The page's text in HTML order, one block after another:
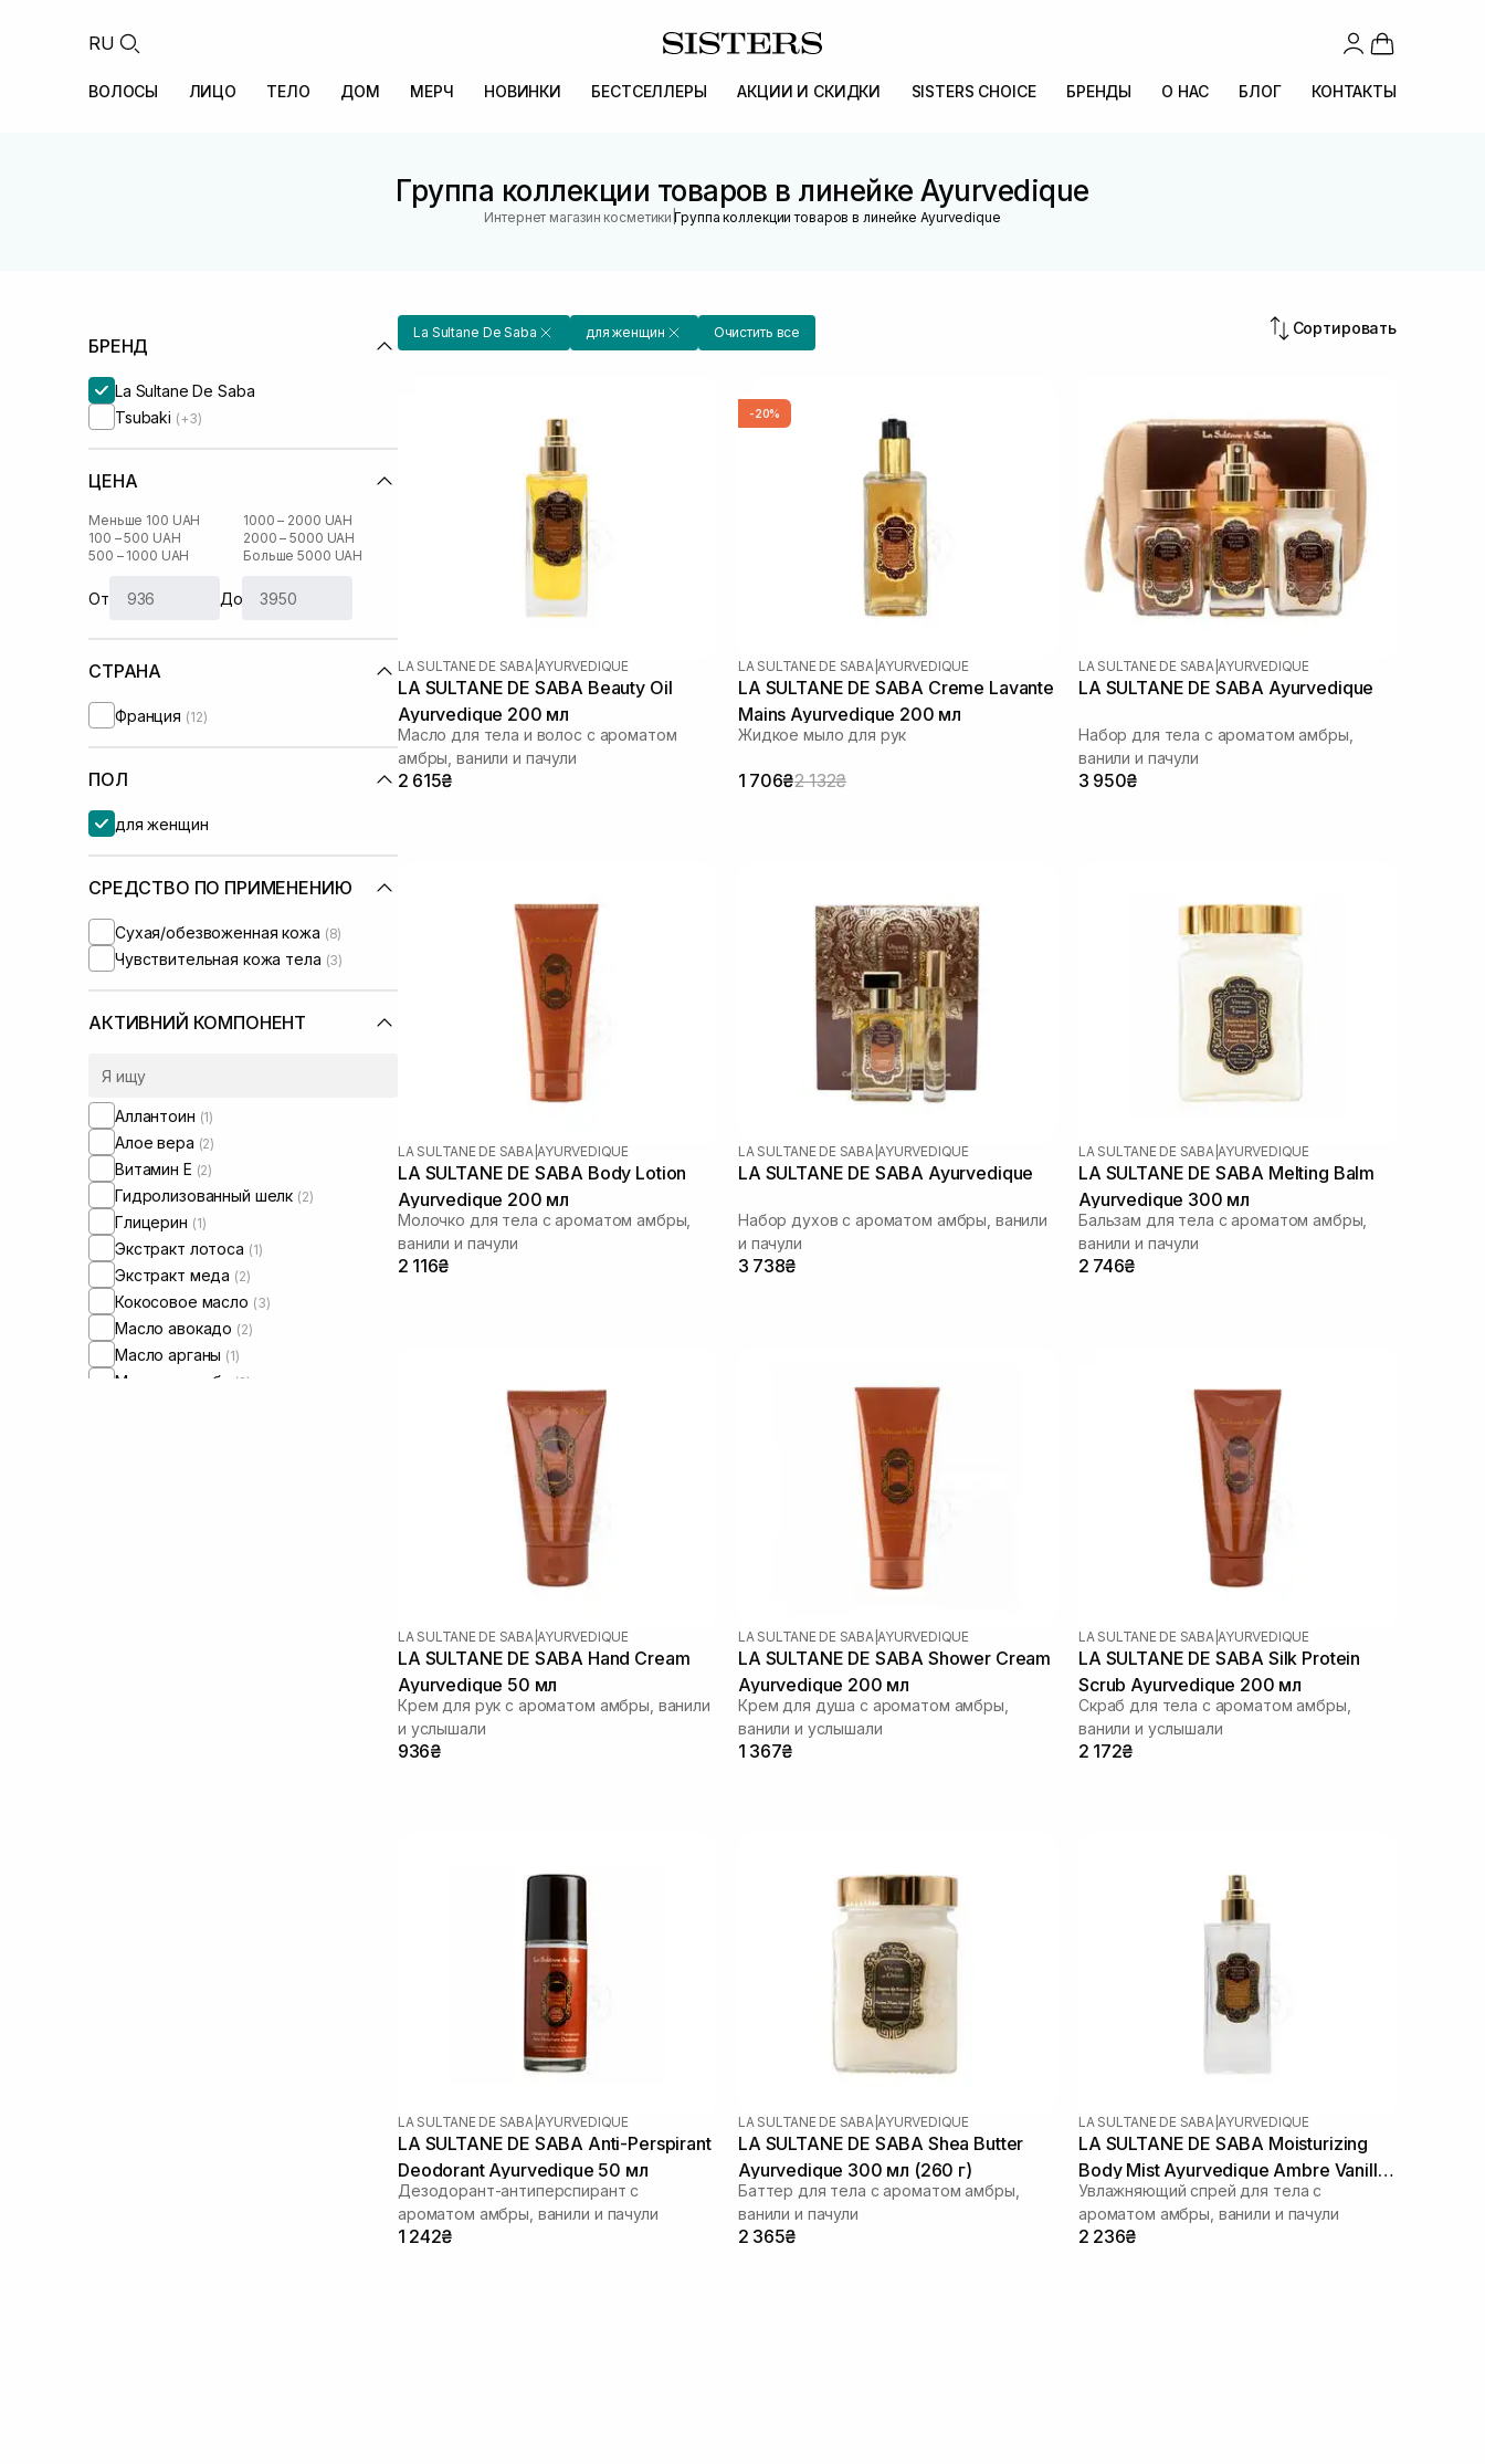
RU
ВОЛОСЫ ЛИЦО ТЕЛО ДОМ МЕРЧ НОВИНКИ БЕСТСЕЛЛЕРЫ АКЦИИ И СКИДКИ SISTERS CHOICE БРЕНДЫ О НАС БЛОГ КОНТАКТЫ
Группа коллекции товаров в линейке Ayurvedique
Интернет магазин косметики |Группа коллекции товаров в линейке Ayurvedique
БРЕНД
La Sultane De Saba
Tsubaki (+3)
ЦЕНА
Меньше 100 UAH
100 – 500 UAH
500 – 1000 UAH
1000 – 2000 UAH
2000 – 5000 UAH
Больше 5000 UAH
От До
СТРАНА
Франция (12)
ПОЛ
для женщин
СРЕДСТВО ПО ПРИМЕНЕНИЮ
Сухая/обезвоженная кожа (8)
Чувствительная кожа тела (3)
АКТИВНИЙ КОМПОНЕНТ
Аллантоин (1)
Алое вера (2)
Витамин Е (2)
Гидролизованный шелк (2)
Глицерин (1)
Экстракт лотоса (1)
Экстракт меда (2)
Кокосовое масло (3)
Масло авокадо (2)
Масло арганы (1)
Масло жожоба (2)
La Sultane De Saba для женщин Очистить все Сортировать
LA SULTANE DE SABA AYURVEDIQUE
LA SULTANE DE SABA Beauty Oil
Ayurvedique 200 мл
Масло для тела и волос с ароматом
амбры, ванили и пачули
2 615₴
-20%
LA SULTANE DE SABA AYURVEDIQUE
LA SULTANE DE SABA Creme Lavante
Mains Ayurvedique 200 мл
Жидкое мыло для рук
1 706₴2 132₴
LA SULTANE DE SABA AYURVEDIQUE
LA SULTANE DE SABA Ayurvedique
Набор для тела с ароматом амбры,
ванили и пачули
3 950₴
LA SULTANE DE SABA AYURVEDIQUE
LA SULTANE DE SABA Body Lotion
Ayurvedique 200 мл
Молочко для тела с ароматом амбры,
ванили и пачули
2 116₴
LA SULTANE DE SABA AYURVEDIQUE
LA SULTANE DE SABA Ayurvedique
Набор духов с ароматом амбры, ванили
и пачули
3 738₴
LA SULTANE DE SABA AYURVEDIQUE
LA SULTANE DE SABA Melting Balm
Ayurvedique 300 мл
Бальзам для тела с ароматом амбры,
ванили и пачули
2 746₴
LA SULTANE DE SABA AYURVEDIQUE
LA SULTANE DE SABA Hand Cream
Ayurvedique 50 мл
Крем для рук с ароматом амбры, ванили
и услышали
936₴
LA SULTANE DE SABA AYURVEDIQUE
LA SULTANE DE SABA Shower Cream
Ayurvedique 200 мл
Крем для душа с ароматом амбры,
ванили и услышали
1 367₴
LA SULTANE DE SABA AYURVEDIQUE
LA SULTANE DE SABA Silk Protein
Scrub Ayurvedique 200 мл
Скраб для тела с ароматом амбры,
ванили и услышали
2 172₴
LA SULTANE DE SABA AYURVEDIQUE
LA SULTANE DE SABA Anti-Perspirant
Deodorant Ayurvedique 50 мл
Дезодорант-антиперспирант с
ароматом амбры, ванили и пачули
1 242₴
LA SULTANE DE SABA AYURVEDIQUE
LA SULTANE DE SABA Shea Butter
Ayurvedique 300 мл (260 г)
Баттер для тела с ароматом амбры,
ванили и пачули
2 365₴
LA SULTANE DE SABA AYURVEDIQUE
LA SULTANE DE SABA Moisturizing
Body Mist Ayurvedique Ambre Vanille
Patchouli 200 мл
Увлажняющий спрей для тела с
ароматом амбры, ванили и пачули
2 236₴